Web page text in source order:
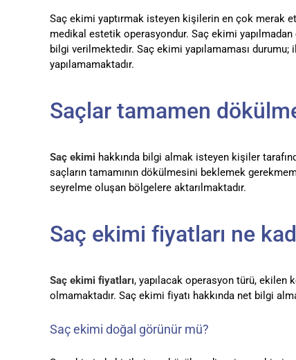
Saç ekimi yaptırmak isteyen kişilerin en çok merak
medikal estetik operasyondur. Saç ekimi yapılmadan
bilgi verilmektedir. Saç ekimi yapılamaması
yapılamamaktadır.
Saçlar tamamen
Saç ekimi hakkında bilgi almak isteyen kişiler
saçların tamamının dökülmesini beklemek
seyrelme oluşan bölgelere aktarılmaktadır.
Saç ekimi fiyatları ne
Saç ekimi fiyatları, yapılacak operasyon türü, ekilen
olmamaktadır. Saç ekimi fiyatı hakkında net bilgi
Saç ekimi doğal görünür mü?